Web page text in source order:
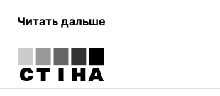
Читать дальше